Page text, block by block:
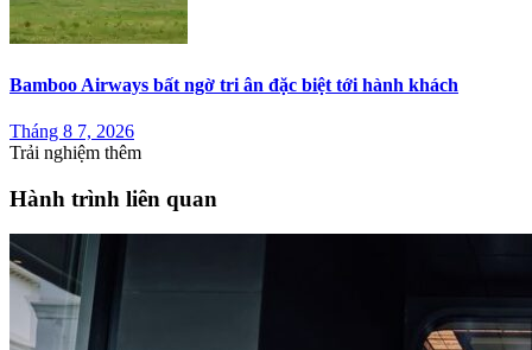
Bamboo Airways bất ngờ tri ân đặc biệt tới hành khách
Tháng 8 7, 2026
Trải nghiệm thêm
Hành trình liên quan